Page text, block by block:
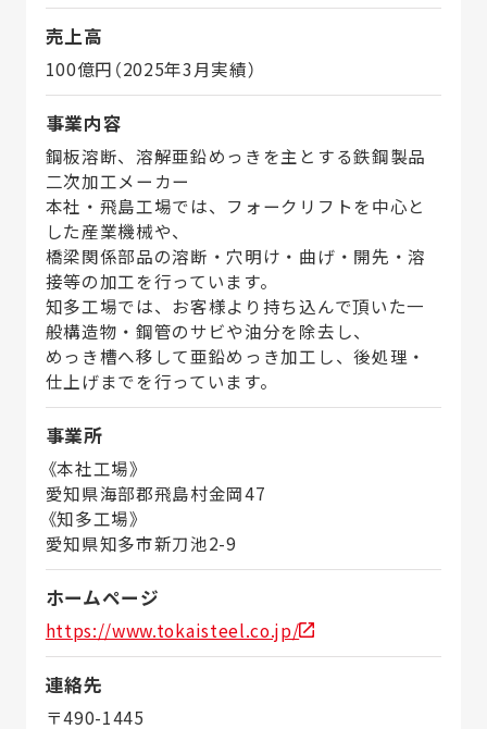
売上高
100億円（2025年3月実績）
事業内容
鋼板溶断、溶解亜鉛めっきを主とする鉄鋼製品
二次加工メーカー
本社・飛島工場では、フォークリフトを中心と
した産業機械や、
橋梁関係部品の溶断・穴明け・曲げ・開先・溶
接等の加工を行っています。
知多工場では、お客様より持ち込んで頂いた一
般構造物・鋼管のサビや油分を除去し、
めっき槽へ移して亜鉛めっき加工し、後処理・
仕上げまでを行っています。
事業所
《本社工場》
愛知県海部郡飛島村金岡47
《知多工場》
愛知県知多市新刀池2-9
ホームページ
https://www.tokaisteel.co.jp/
連絡先
〒490-1445